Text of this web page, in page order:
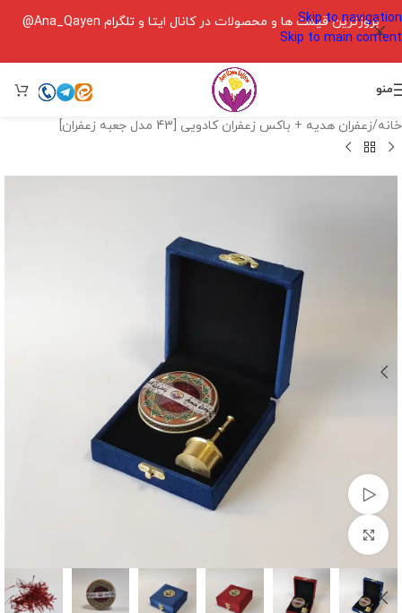
Skip to navigation
Skip to main content
بروزترین قیمت ها و محصولات در کانال ایتا و تلگرام Ana_Qayen@
منو
خانه/زعفران هدیه + باکس زعفران کادویی [43 مدل جعبه زعفران]
مشاهده ویدئو
برای بزرگنمایی کلیک کنید